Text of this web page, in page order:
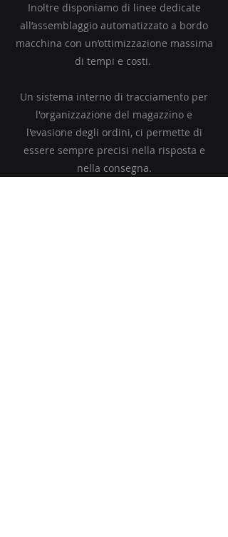
Inoltre disponiamo di linee dedicate
all’assemblaggio automatizzato a bordo
macchina con un’ottimizzazione massima
di tempi e costi.
Un sistema interno di tracciamento per
l'organizzazione del magazzino e
l'evasione degli ordini, ci permette di
essere sempre precisi nella risposta e
nella consegna.